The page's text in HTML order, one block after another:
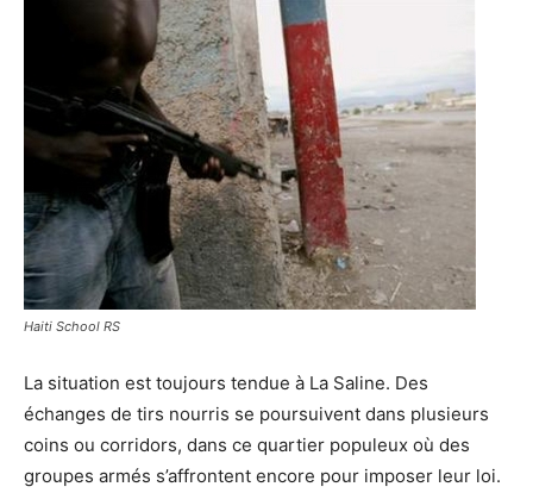
Haiti School RS
La situation est toujours tendue à La Saline. Des
échanges de tirs nourris se poursuivent dans plusieurs
coins ou corridors, dans ce quartier populeux où des
groupes armés s’affrontent encore pour imposer leur loi.